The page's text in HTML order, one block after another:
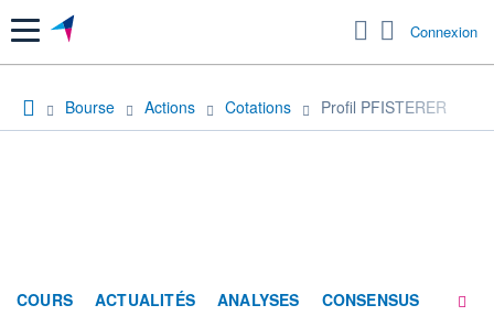
Menu Connexion
Bourse Actions Cotations Profil PFISTERER
COURS ACTUALITÉS ANALYSES CONSENSUS